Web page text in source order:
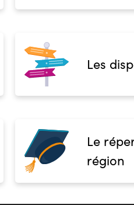
Les
Le
région